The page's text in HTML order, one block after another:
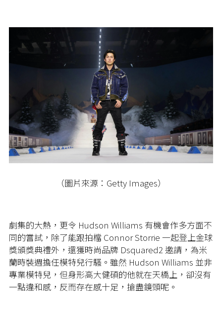
（圖片來源：Getty Images）
劇集的大熱，更令 Hudson Williams 有機會作多方面不
同的嘗試，除了能跟拍檔 Connor Storrie 一起登上金球
獎頒獎典禮外，還獲時尚品牌 Dsquared2 邀請，為米
蘭時裝週擔任模特兒行騷。雖然 Hudson Williams 並非
專業模特兒，但身形高大健碩的他就在天橋上，卻沒有
一點違和感，反而存在感十足，搶盡鏡頭呢。